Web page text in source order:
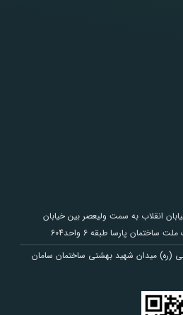
انقلاب به سمت ولیعصر بین خیابان
پارسا طبقه 6 واحد604
(ره) میدان شهید بهشتی ساختمان سامان